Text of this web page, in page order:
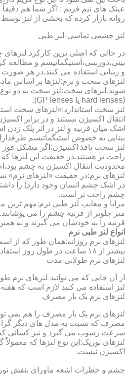
عینک های نیم فریم : اگر شما هم دقیقاً
روانه بازار کرده که بخشی از لنز
لنز چشمی تماسی-لنز طبی
در حالی که اصلی ترین کارکرد
بینی،دوربینی،آستیگماتیسم و
و زیبایی استفاده می کنند.در هر
لنزهای سخت و نرم:لنزها بر اساس
شوند.لنزهای سخت:لنز سخت به دو
(hard lenses یا GP lenses).
لنز سخت استاندارد:«لنزهای سخت
انتقال اکسیژن نیستند و در برابر
اشک میان قرنیه و لنز در اثر پلک
بینایی به خصوص آستیگماتیسم
لنز سخت نافذ اکسیژن:اگر مشکل قوز
محدودیت انتقال اکسیژن به چشم
لنزهای نرم:در حقیقت «لنزهای نرم»
در اشک چشم انسان وجود دارد) را
چشم راحت تر است.
مزایا و معایب لنز طبی نرم:مهم
متر جلوتر از قرنیه چشم را می
قرنیه را به خودشان می گیرند و به
انواع لنز طبی نرم
لنزهای نرم روزانه:همان طور که از
بیشتر از ۱۸ ساعت در طول روز استفاده کنید.
لنزهای نرم طولانی مدت
از آن جایی که می توانید لنزهای نرم
لنز استفاده می کنید لازم است که
لنزهای نرم یک بار مصرف
لنزهای نرم یک بار مصرف را هم نمی
مصرف که نسبت به مدل های دیگر گران
سرعت رسوب می گیرد و نیز کسانی که
لنزهای توریک:این نوع لنزها که
اکسیژن نیست.